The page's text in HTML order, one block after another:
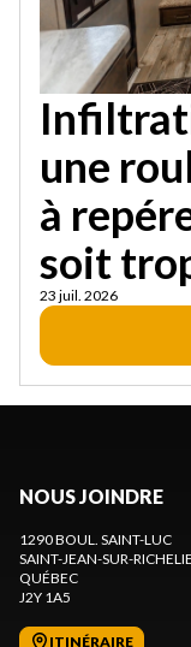
une
à
soit
23 juil. 2026
NOUS JOINDRE
1290 BOUL. SAINT-LUC
SAINT-JEAN-SUR-
QUÉBEC
J2Y 1A5
ITINÉRAIRE